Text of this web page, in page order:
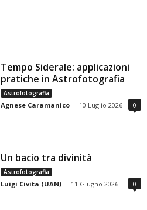
Tempo Siderale: applicazioni
pratiche in Astrofotografia
Astrofotografia
Agnese Caramanico - 10 Luglio 2026 0
Un bacio tra divinità
Astrofotografia
Luigi Civita (UAN) - 11 Giugno 2026 0